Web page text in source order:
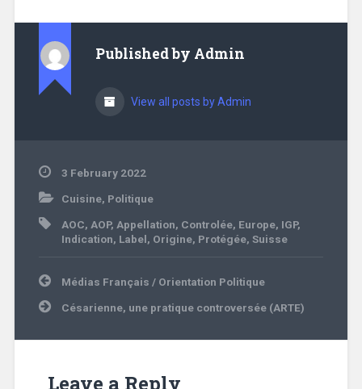
Published by Admin
View all posts by Admin
3 February 2022
Cuisine, Politique
AOC, AOP, Appellation, Controlée, Europe, IGP,
Indication, Label, Origine, Protégée, Suisse
Médias Français / Orientation Politique
Césarienne, une pratique controversée (ARTE)
Leave a Reply